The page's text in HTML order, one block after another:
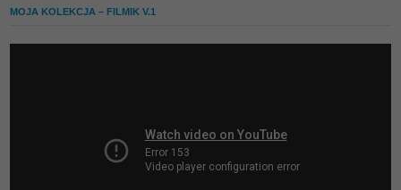
MOJA KOLEKCJA – FILMIK V.1